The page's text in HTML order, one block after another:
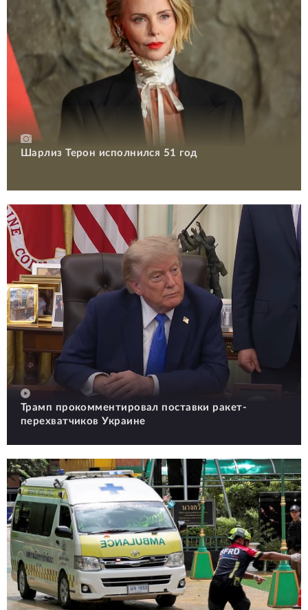
Шарлиз Терон исполнился 51 год
Трамп прокомментировал поставки ракет-
перехватчиков Украине